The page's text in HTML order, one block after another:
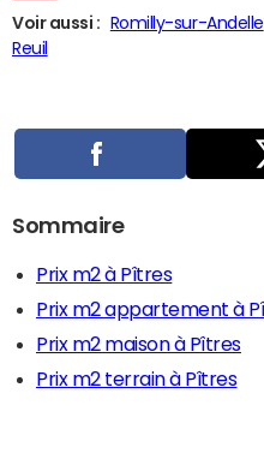
Voir aussi : Romilly-sur-Andelle
Reuil
Sommaire
Prix m2 à Pîtres
Prix m2 appartement à
Prix m2 maison à Pîtres
Prix m2 terrain à Pîtres